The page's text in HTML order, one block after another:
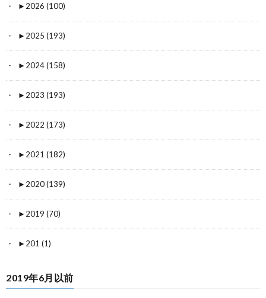
► 2026 (100)
► 2025 (193)
► 2024 (158)
► 2023 (193)
► 2022 (173)
► 2021 (182)
► 2020 (139)
► 2019 (70)
► 201 (1)
2019年6月以前